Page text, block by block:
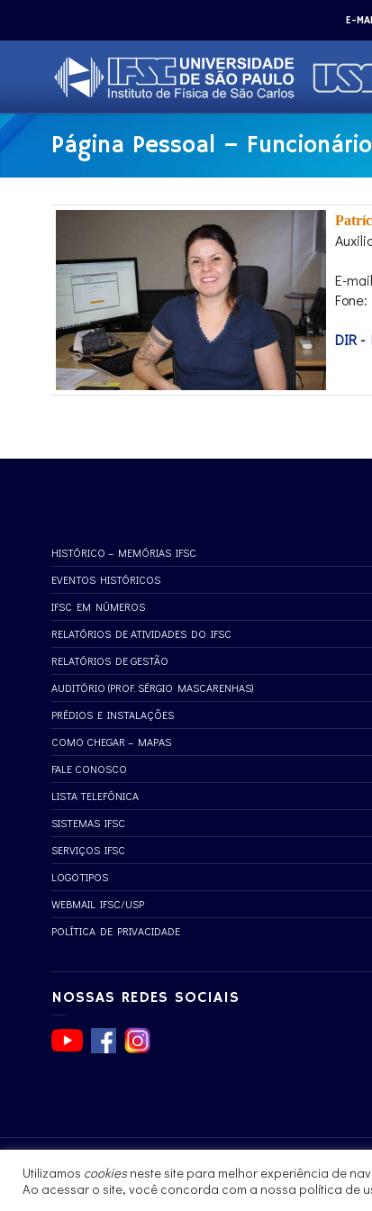
E-
Página Pessoal – Funcionário
E-
DIR -
HISTÓRICO – MEMÓRIAS IFSC
EVENTOS HISTÓRICOS
IFSC EM NÚMEROS
RELATÓRIOS DE ATIVIDADES DO IFSC
RELATÓRIOS DE GESTÃO
AUDITÓRIO (PROF. SÉRGIO MASCARENHAS)
PRÉDIOS E INSTALAÇÕES
COMO CHEGAR – MAPAS
FALE CONOSCO
LISTA TELEFÔNICA
SISTEMAS IFSC
SERVIÇOS IFSC
LOGOTIPOS
WEBMAIL IFSC/USP
POLÍTICA DE PRIVACIDADE
NOSSAS REDES SOCIAIS
© 2017 - 2023 | Instituto de Física de São Carlos
Utilizamos cookiesneste site para melhor experiência de
Ao acessar o site, você concorda com a nossa política de